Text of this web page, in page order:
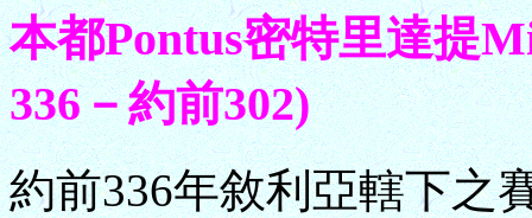
本都Pontus密特里達提
336－約前302)
約前336年敘利亞轄下之